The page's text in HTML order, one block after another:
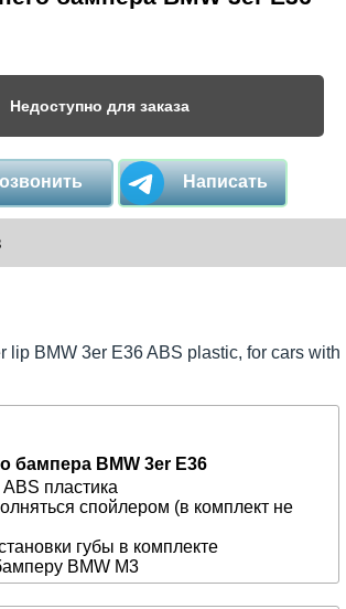
Недоступно для заказа
Написать
lip BMW 3er E36 ABS plastic, for cars with
бампера BMW 3er E36
пластика
спойлером (в комплект не
губы в комплекте
BMW M3